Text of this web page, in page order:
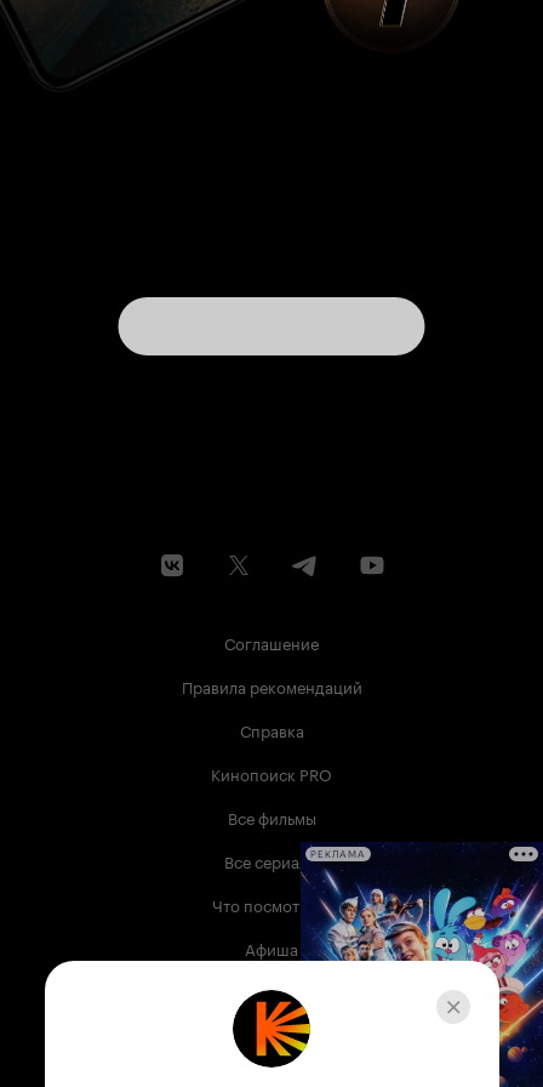
Соглашение
Правила рекомендаций
Справка
Кинопоиск PRO
Все фильмы
Все сериалы
Что посмотреть
Афиша
Музыка
Телепрограмма
РЕКЛАМА